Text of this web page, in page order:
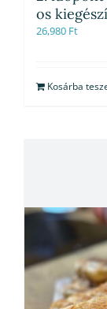
os
26,980 Ft
Kosárba